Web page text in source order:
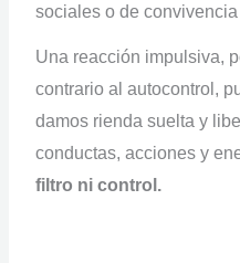
sociales o de
Una reacción impulsiva,
contrario al autocontrol,
damos rienda suelta y
conductas, acciones y
filtro ni control.